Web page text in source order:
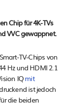
Chip für 4K-TVs
VVC gewappnet.
TV-Chips von
Hz und HDMI 2.1
IQmit
ist jedoch
die beiden